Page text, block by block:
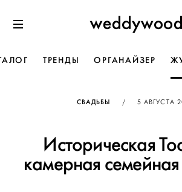
к содержанию
ТРЕНДЫ ОРГАНАЙЗЕР
СВАДЬБЫ / 5 АВГУСТА
Историческая
камерная